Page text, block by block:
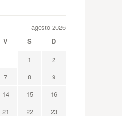
agosto 2026
V S
D
1
2
7 8
9
14 15
16
21 22 23